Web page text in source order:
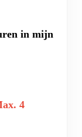
in mijn
4